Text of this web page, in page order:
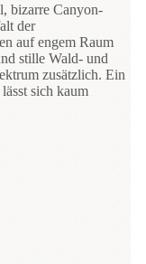
bizarre Canyon-
der
auf engem Raum
stille Wald- und
zusätzlich. Ein
sich kaum